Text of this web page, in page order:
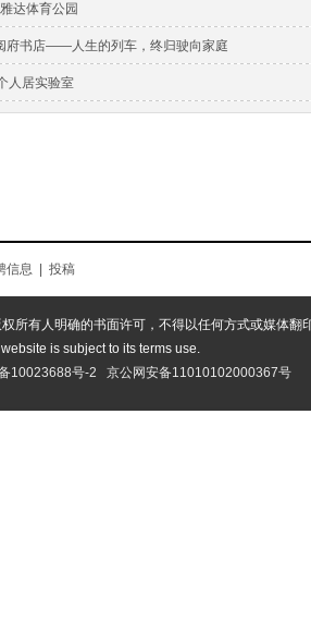
达体育公园
府书店——人生的列车，终归驶向家庭
⼈居实验室
信息 投稿
所有人明确的书面许可，不得以任何方式或媒体翻
is subject to its terms use.
10023688号-2
京公网安备11010102000367号